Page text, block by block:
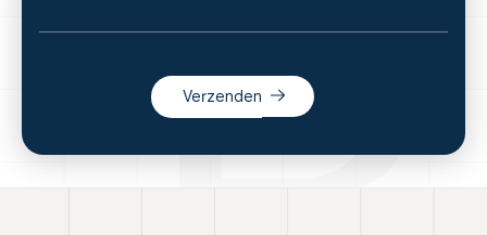
Verzenden